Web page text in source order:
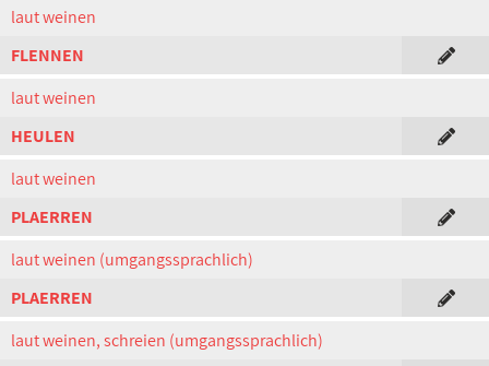
laut weinen
FLENNEN
laut weinen
HEULEN
laut weinen
PLAERREN
laut weinen (umgangssprachlich)
PLAERREN
laut weinen, schreien (umgangssprachlich)